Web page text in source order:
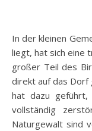
In der kleinen Gemeinde Blatten, die idyllisch in den Bergen
liegt, hat sich eine
großer Teil des
direkt auf das Dorf
hat dazu
vollständig
Naturgewalt sind